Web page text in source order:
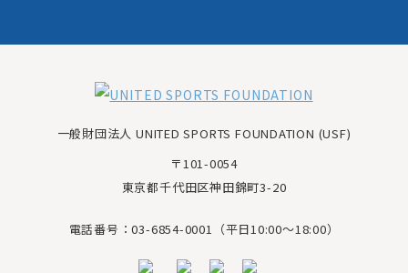
一般財団法人 UNITED SPORTS FOUNDATION (USF)
〒101-0054
東京都千代田区神田錦町3-20
電話番号：03-6854-0001（平日10:00～18:00）